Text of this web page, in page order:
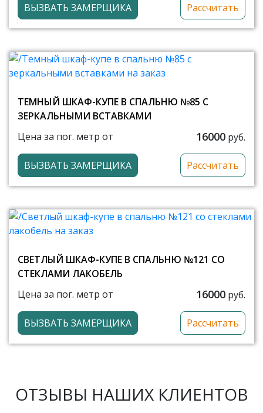
ВЫЗВАТЬ ЗАМЕРЩИКА Рассчитать
ТЕМНЫЙ ШКАФ-КУПЕ В СПАЛЬНЮ №85 С
ЗЕРКАЛЬНЫМИ ВСТАВКАМИ
Цена за пог. метр от
16000 руб.
ВЫЗВАТЬ ЗАМЕРЩИКА Рассчитать
СВЕТЛЫЙ ШКАФ-КУПЕ В СПАЛЬНЮ №121 СО
СТЕКЛАМИ ЛАКОБЕЛЬ
Цена за пог. метр от
16000 руб.
ВЫЗВАТЬ ЗАМЕРЩИКА Рассчитать
ОТЗЫВЫ НАШИХ КЛИЕНТОВ